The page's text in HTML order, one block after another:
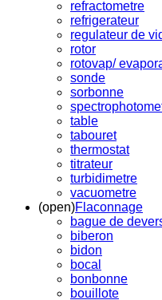
refractometre
refrigerateur
regulateur de
rotor
rotovap/
sonde
sorbonne
table
tabouret
thermostat
titrateur
turbidimetre
vacuometre
(open)Flaconnage
bague de
biberon
bidon
bocal
bonbonne
bouillote